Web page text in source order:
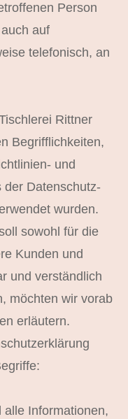
Person
auf
telefonisch, an
Rittner
Begrifflichkeiten,
und
der Datenschutz-
wurden.
sowohl für die
Kunden und
und verständlich
möchten wir vorab
erläutern.
alle Informationen,